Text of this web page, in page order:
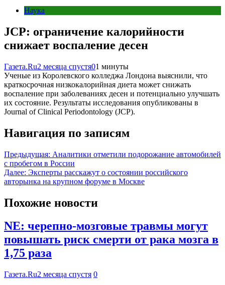
Наука
JCP: ограничение калорийности
снижает воспаление десен
Газета.Ru2 месяца спустя01 минуты
Ученые из Королевского колледжа Лондона выяснили, что
краткосрочная низкокалорийная диета может снижать
воспаление при заболеваниях десен и потенциально улучшать
их состояние. Результаты исследования опубликованы в
Journal of Clinical Periodontology (JCP).
Навигация по записям
Предыдущая: Аналитики отметили подорожание автомобилей
с пробегом в России
Далее: Эксперты расскажут о состоянии российского
авторынка на крупном форуме в Москве
Похожие новости
NЕ: черепно-мозговые травмы могут
повышать риск смерти от рака мозга в
1,75 раза
Газета.Ru2 месяца спустя 0